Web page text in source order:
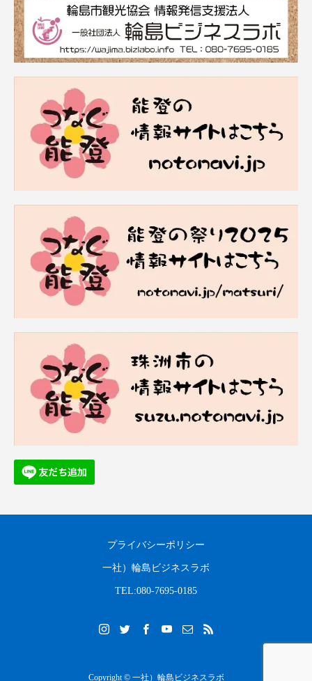
プライバシーポリシー
一社）輪島ビジネスラボ
TEL:080-7695-0185
Copyright © 一社）輪島ビジネスラボ